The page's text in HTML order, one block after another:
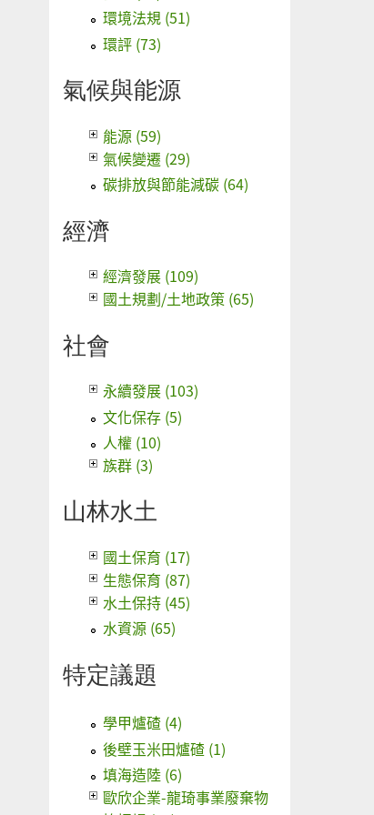
環境法規 (51)
環評 (73)
氣候與能源
能源 (59)
氣候變遷 (29)
碳排放與節能減碳 (64)
經濟
經濟發展 (109)
國土規劃/土地政策 (65)
社會
永續發展 (103)
文化保存 (5)
人權 (10)
族群 (3)
山林水土
國土保育 (17)
生態保育 (87)
水土保持 (45)
水資源 (65)
特定議題
學甲爐碴 (4)
後壁玉米田爐碴 (1)
填海造陸 (6)
歐欣企業-龍琦事業廢棄物